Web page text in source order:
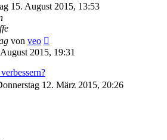
15. August 2015, 13:53
von veo
2015, 19:31
12. März 2015, 20:26